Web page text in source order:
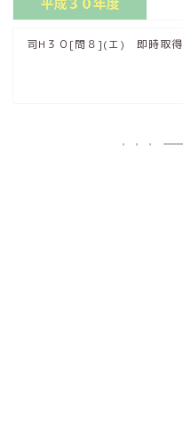
司H３０[問８](エ) 即時取得